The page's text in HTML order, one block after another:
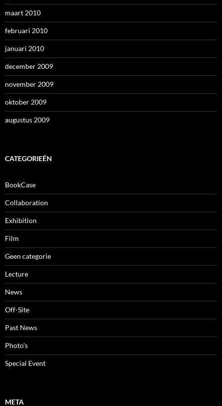
maart 2010
februari 2010
januari 2010
december 2009
november 2009
oktober 2009
augustus 2009
CATEGORIEËN
BookCase
Collaboration
Exhibition
Film
Geen categorie
Lecture
News
Off-Site
Past News
Photo's
Special Event
META